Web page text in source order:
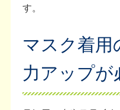
す。
マスク着用
力アップが